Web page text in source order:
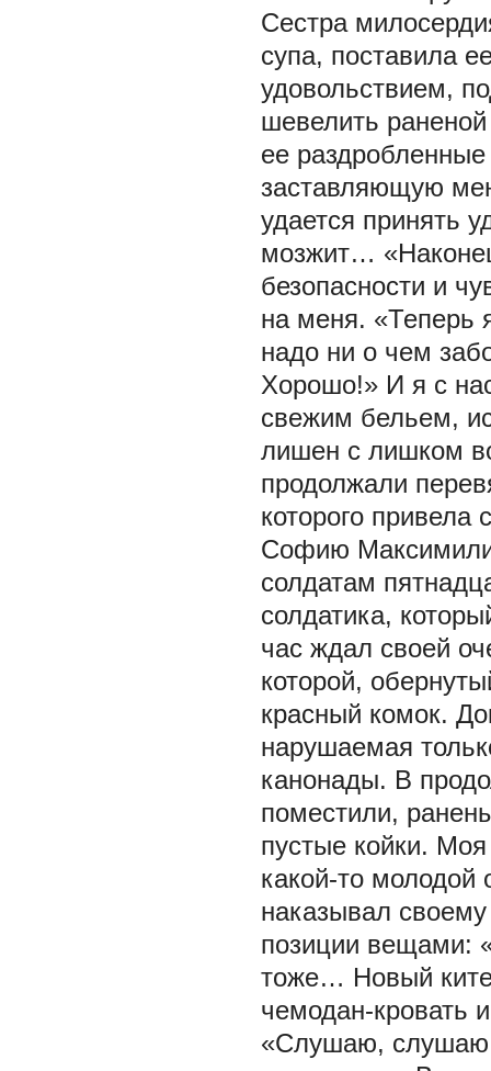
Сестра
супа, поставила
удовольствием,
шевелить
ее
заставляющую
удается принять
мозжит…
безопасности и
на меня. «Теперь
надо ни о чем
Хорошо!» И я с
свежим бельем,
лишен с лишком
продолжали
которого
Софию
солдатам
солдатика,
час ждал своей
которой,
красный комок.
нарушаемая
канонады. В
поместили,
пустые койки.
какой-то молодой
наказывал
позиции вещами:
тоже… Новый
чемодан-кровать
«Слушаю,